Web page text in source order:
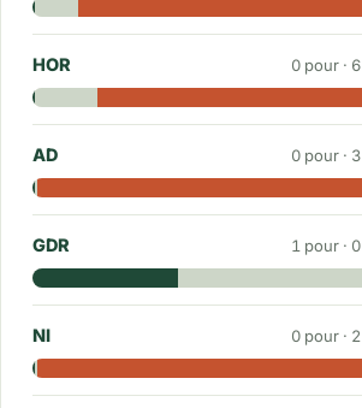
HOR 0 pour · 6
AD 0 pour · 3
GDR 1 pour · 0
NI 0 pour · 2